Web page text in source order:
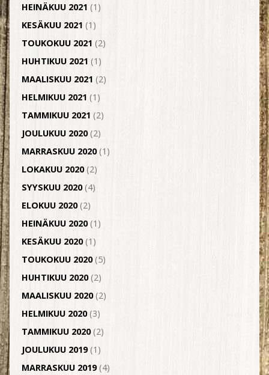
HEINÄKUU 2021 (1)
KESÄKUU 2021 (1)
TOUKOKUU 2021 (2)
HUHTIKUU 2021 (1)
MAALISKUU 2021 (2)
HELMIKUU 2021 (1)
TAMMIKUU 2021 (2)
JOULUKUU 2020(2)
MARRASKUU 2020(1)
LOKAKUU 2020(2)
SYYSKUU 2020(4)
ELOKUU 2020(2)
HEINÄKUU 2020(1)
KESÄKUU 2020(1)
TOUKOKUU 2020(5)
HUHTIKUU 2020(2)
MAALISKUU 2020(2)
HELMIKUU 2020(3)
TAMMIKUU 2020(2)
JOULUKUU 2019(1)
MARRASKUU 2019(4)